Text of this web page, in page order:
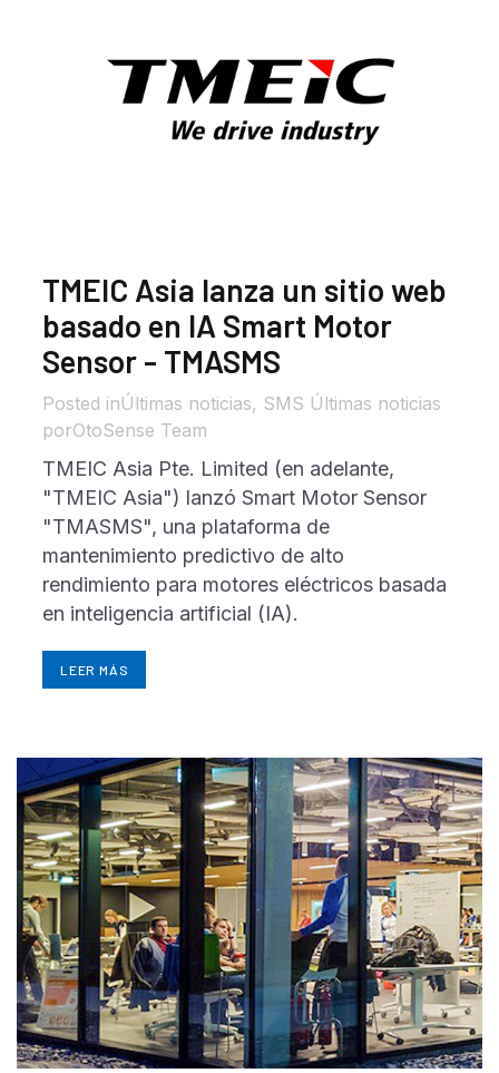
TMEIC Asia lanza un sitio web
basado en IA Smart Motor
Sensor - TMASMS
inÚltimas noticias, SMS Últimas noticias
porOtoSense Team
TMEIC Asia Pte. Limited (en adelante,
"TMEIC Asia") lanzó Smart Motor Sensor
"TMASMS", una plataforma de
mantenimiento predictivo de alto
rendimiento para motores eléctricos basada
en inteligencia artificial (IA).
LEER MÁS